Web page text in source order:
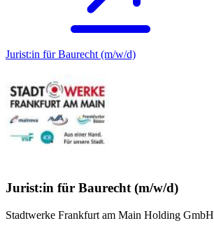
Jurist:in für Baurecht (m/w/d)
Jurist:in für Baurecht (m/w/d)
Stadtwerke Frankfurt am Main Holding GmbH